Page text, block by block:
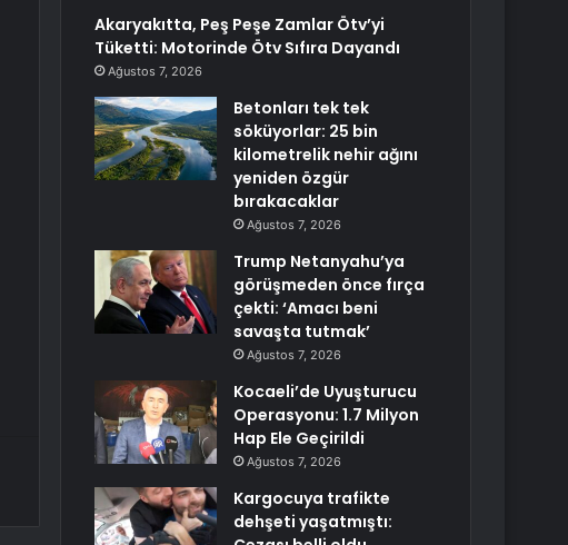
Akaryakıtta, Peş Peşe Zamlar Ötv’yi
Tüketti: Motorinde Ötv Sıfıra Dayandı
Ağustos 7, 2026
Betonları tek tek
söküyorlar: 25 bin
kilometrelik nehir ağını
yeniden özgür
bırakacaklar
Ağustos 7, 2026
Trump Netanyahu’ya
görüşmeden önce fırça
çekti: ‘Amacı beni
savaşta tutmak’
Ağustos 7, 2026
Kocaeli’de Uyuşturucu
Operasyonu: 1.7 Milyon
Hap Ele Geçirildi
Ağustos 7, 2026
Kargocuya trafikte
dehşeti yaşatmıştı: